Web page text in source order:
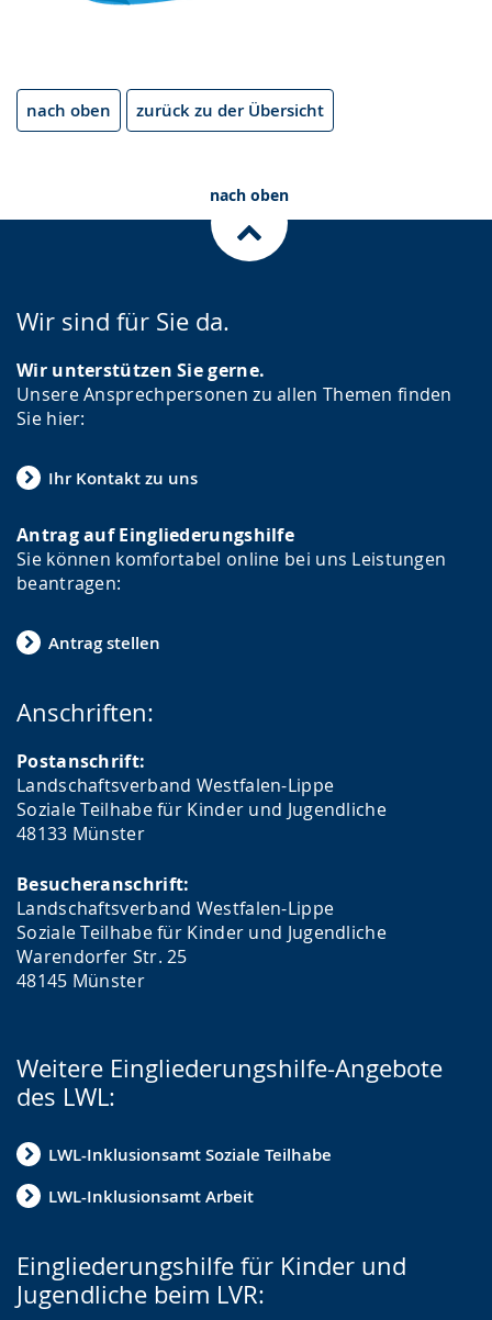
nach oben zurück zu der Übersicht
nach oben
Wir sind für Sie da.
Wir unterstützen Sie gerne.
Unsere Ansprechpersonen zu allen Themen finden
Sie hier:
Ihr Kontakt zu uns
Antrag auf Eingliederungshilfe
Sie können komfortabel online bei uns Leistungen
beantragen:
Antrag stellen
Anschriften:
Postanschrift:
Landschaftsverband Westfalen-Lippe
Soziale Teilhabe für Kinder und Jugendliche
48133 Münster
Besucheranschrift:
Landschaftsverband Westfalen-Lippe
Soziale Teilhabe für Kinder und Jugendliche
Warendorfer Str. 25
48145 Münster
Weitere Eingliederungshilfe-Angebote
des LWL:
LWL-Inklusionsamt Soziale Teilhabe
LWL-Inklusionsamt Arbeit
Eingliederungshilfe für Kinder und
Jugendliche beim LVR: